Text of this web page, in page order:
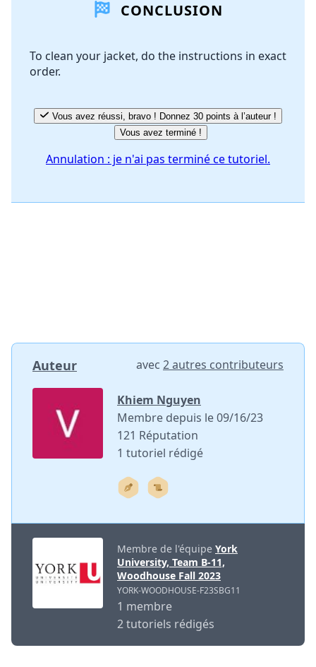
Ajouter un commentaireCONCLUSION
To clean your jacket, do the instructions in exact
order.
Vous avez réussi, bravo ! Donnez 30 points à l’auteur !
Vous avez terminé !
Annulation : je n'ai pas terminé ce tutoriel.
Auteur avec 2 autres contributeurs
Khiem Nguyen
Membre depuis le 09/16/23
121 Réputation
1 tutoriel rédigé
Membre de l'équipe York
University, Team B-11,
Woodhouse Fall 2023
YORK-WOODHOUSE-F23SBG11
1 membre
2 tutoriels rédigés